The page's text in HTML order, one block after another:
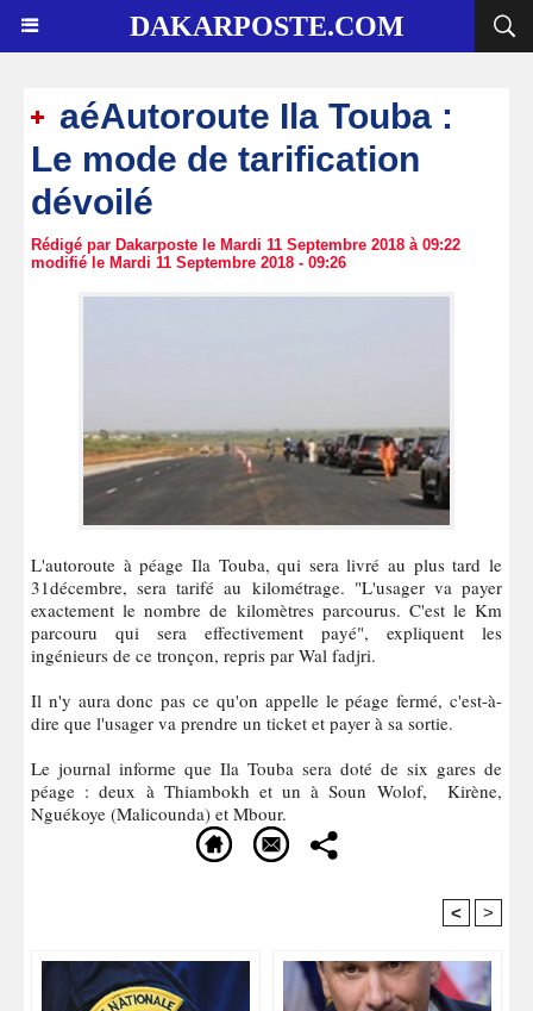
DAKARPOSTE.COM
aéAutoroute Ila Touba :
Le mode de tarification
dévoilé
Rédigé par Dakarposte le Mardi 11 Septembre 2018 à 09:22
modifié le Mardi 11 Septembre 2018 - 09:26
L'autoroute à péage Ila Touba, qui sera livré au plus tard le
31décembre, sera tarifé au kilométrage. "L'usager va payer
exactement le nombre de kilomètres parcourus. C'est le Km
parcouru qui sera effectivement payé", expliquent les
ingénieurs de ce tronçon, repris par Wal fadjri.
Il n'y aura donc pas ce qu'on appelle le péage fermé, c'est-à-
dire que l'usager va prendre un ticket et payer à sa sortie.
Le journal informe que Ila Touba sera doté de six gares de
péage : deux à Thiambokh et un à Soun Wolof, Kirène,
Nguékoye (Malicounda) et Mbour.
< >